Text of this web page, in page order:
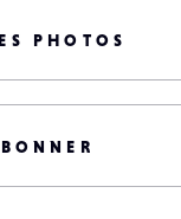
PHOTOS